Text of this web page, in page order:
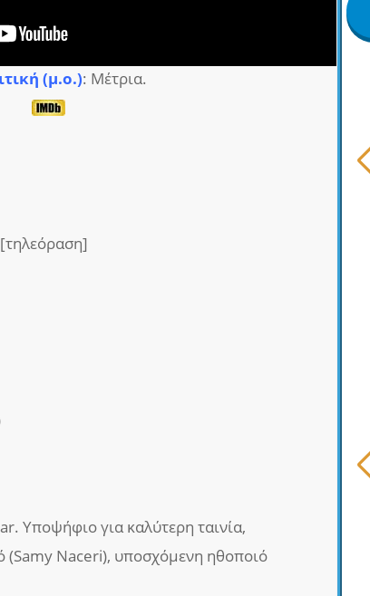
(μ.ο.): Μέτρια.
Υποψήφιο για καλύτερη ταινία,
(Samy Naceri), υποσχόμενη ηθοποιό